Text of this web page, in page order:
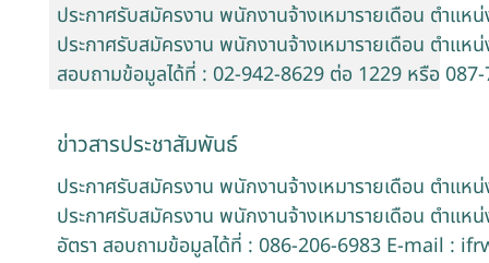
ประกาศรับสมัครงาน พนักงานจ้างเหมารายเดือน ตำแ
ประกาศรับสมัครงาน พนักงานจ้างเหมารายเดือน ตำแ
สอบถามข้อมูลได้ที่ : 02-942-8629 ต่อ 1229 หรือ
ข่าวสารประชาสัมพันธ์
ประกาศรับสมัครงาน พนักงานจ้างเหมารายเดือน ตำแห
ประกาศรับสมัครงาน พนักงานจ้างเหมารายเดือน ตำแห
อัตรา สอบถามข้อมูลได้ที่ : 086-206-6983 E-mail :